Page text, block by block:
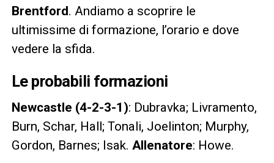
Brentford. Andiamo a scoprire le
ultimissime di formazione, l’orario e dove
vedere la sfida.
Le probabili formazioni
Newcastle (4-2-3-1): Dubravka; Livramento,
Burn, Schar, Hall; Tonali, Joelinton; Murphy,
Gordon, Barnes; Isak. Allenatore: Howe.